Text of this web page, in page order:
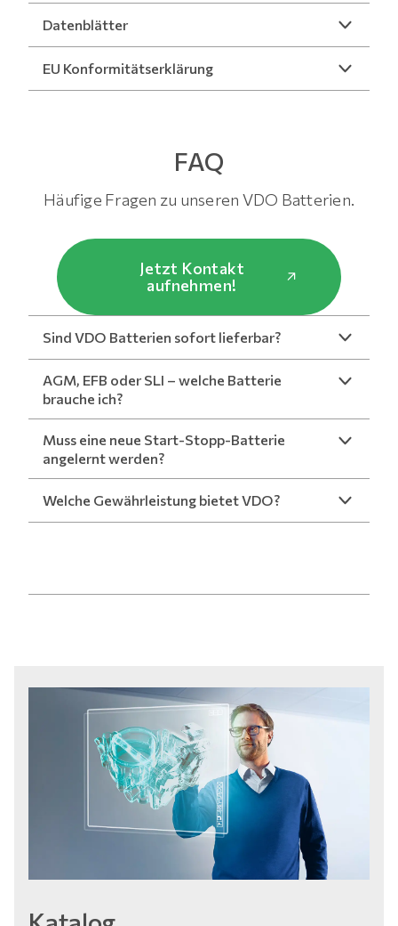
Datenblätter
EU Konformitätserklärung
FAQ
Häufige Fragen zu unseren VDO Batterien.
Jetzt Kontakt
aufnehmen!
Sind VDO Batterien sofort lieferbar?
AGM, EFB oder SLI – welche Batterie
brauche ich?
Muss eine neue Start-Stopp-Batterie
angelernt werden?
Welche Gewährleistung bietet VDO?